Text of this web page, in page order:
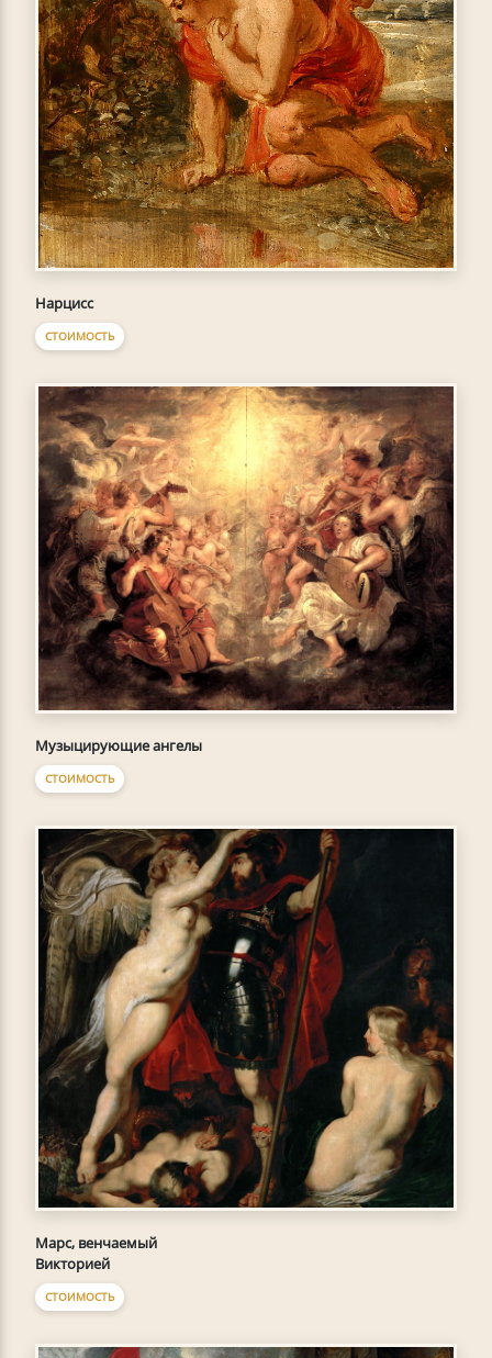
Нарцисс
СТОИМОСТЬ
Музыцирующие ангелы
СТОИМОСТЬ
Марс, венчаемый
Викторией
СТОИМОСТЬ